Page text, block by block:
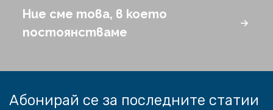
Ние сме това, в което
постоянстваме
Абонирай се за последните статии